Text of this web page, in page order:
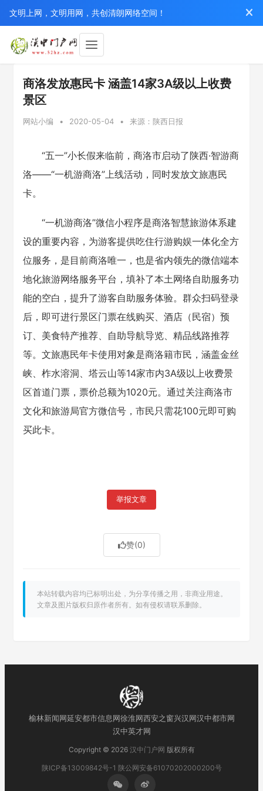
文明上网，文明用网，共创清朗网络空间！
商洛发放惠民卡 涵盖14家3A级以上收费
景区
网站小编 • 2020-05-04 • 来源：陕西日报
“五一”小长假来临前，商洛市启动了陕西·智游商
洛——“一机游商洛”上线活动，同时发放文旅惠民
卡。
“一机游商洛”微信小程序是商洛智慧旅游体系建
设的重要内容，为游客提供吃住行游购娱一体化全方
位服务，是目前商洛唯一，也是省内领先的微信端本
地化旅游网络服务平台，填补了本土网络自助服务功
能的空白，提升了游客自助服务体验。群众扫码登录
后，即可进行景区门票在线购买、酒店（民宿）预
订、美食特产推荐、自助导航导览、精品线路推荐
等。文旅惠民年卡使用对象是商洛籍市民，涵盖金丝
峡、柞水溶洞、塔云山等14家市内3A级以上收费景
区首道门票，票价总额为1020元。通过关注商洛市
文化和旅游局官方微信号，市民只需花100元即可购
买此卡。
举报文章
赞(0)
本站转载内容均已标明出处，为分享传播之用，非商业用途。
文章及图片版权归原作者所有。如有侵权请联系删除。
榆林新闻网延安都市信息网徐淮网西安之窗兴汉网汉中都市网
汉中英才网
Copyright © 2026 汉中门户网 版权所有
陕ICP备13009842号-1 陕公网安备61070202000200号